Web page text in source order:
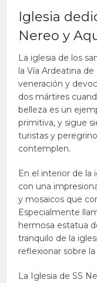
Iglesia
Nereo y
La iglesia de los
la Vía Ardeatina
veneración y
dos mártires
belleza es un
primitiva, y sigue
turistas y
contemplen.
En el interior de la
con una
y mosaicos que
Especialmente
hermosa estatua
tranquilo de la
reflexionar sobre
La Iglesia de SS